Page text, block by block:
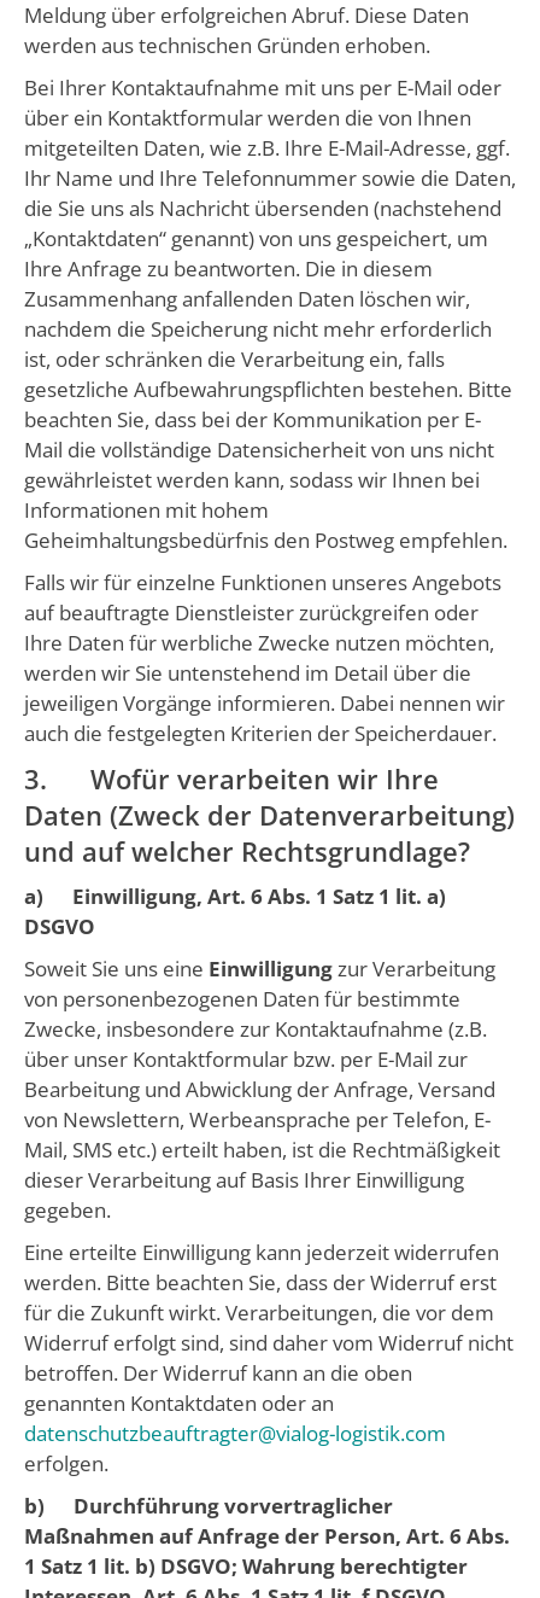
Meldung über erfolgreichen Abruf. Diese Daten
werden aus technischen Gründen erhoben.
Bei Ihrer Kontaktaufnahme mit uns per E-Mail oder
über ein Kontaktformular werden die von Ihnen
mitgeteilten Daten, wie z.B. Ihre E-Mail-Adresse, ggf.
Ihr Name und Ihre Telefonnummer sowie die Daten,
die Sie uns als Nachricht übersenden (nachstehend
„Kontaktdaten“ genannt) von uns gespeichert, um
Ihre Anfrage zu beantworten. Die in diesem
Zusammenhang anfallenden Daten löschen wir,
nachdem die Speicherung nicht mehr erforderlich
ist, oder schränken die Verarbeitung ein, falls
gesetzliche Aufbewahrungspflichten bestehen. Bitte
beachten Sie, dass bei der Kommunikation per E-
Mail die vollständige Datensicherheit von uns nicht
gewährleistet werden kann, sodass wir Ihnen bei
Informationen mit hohem
Geheimhaltungsbedürfnis den Postweg empfehlen.
Falls wir für einzelne Funktionen unseres Angebots
auf beauftragte Dienstleister zurückgreifen oder
Ihre Daten für werbliche Zwecke nutzen möchten,
werden wir Sie untenstehend im Detail über die
jeweiligen Vorgänge informieren. Dabei nennen wir
auch die festgelegten Kriterien der Speicherdauer.
3. Wofür verarbeiten wir Ihre
Daten (Zweck der Datenverarbeitung)
und auf welcher Rechtsgrundlage?
a) Einwilligung, Art. 6 Abs. 1 Satz 1 lit. a)
DSGVO
Soweit Sie uns eine Einwilligungzur Verarbeitung
von personenbezogenen Daten für bestimmte
Zwecke, insbesondere zur Kontaktaufnahme (z.B.
über unser Kontaktformular bzw. per E-Mail zur
Bearbeitung und Abwicklung der Anfrage, Versand
von Newslettern, Werbeansprache per Telefon, E-
Mail, SMS etc.) erteilt haben, ist die Rechtmäßigkeit
dieser Verarbeitung auf Basis Ihrer Einwilligung
gegeben.
Eine erteilte Einwilligung kann jederzeit widerrufen
werden. Bitte beachten Sie, dass der Widerruf erst
für die Zukunft wirkt. Verarbeitungen, die vor dem
Widerruf erfolgt sind, sind daher vom Widerruf nicht
betroffen. Der Widerruf kann an die oben
genannten Kontaktdaten oder an
datenschutzbeauftragter@vialog-logistik.com
erfolgen.
b) Durchführung vorvertraglicher
Maßnahmen auf Anfrage der Person, Art. 6 Abs.
1 Satz 1 lit. b) DSGVO; Wahrung berechtigter